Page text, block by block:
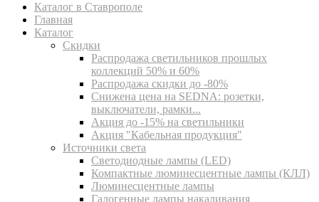
Каталог в Ставрополе
Главная
Каталог
Скидки
Распродажа светильников прошлых
коллекций 50% и 60%
Распродажа скидки до -80%
Cнижена цена на SEDNA: розетки,
выключатели, рамки...
Акция до -15% на светильники
Акция "Кабельная продукция"
Источники света
Светодиодные лампы (LED)
Компактные люминесцентные лампы (КЛЛ)
Люминесцентные лампы
Галогенные лампы накаливания